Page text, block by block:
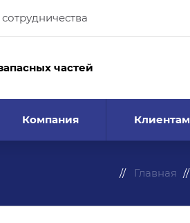
частей
Компания Клиентам
Главная